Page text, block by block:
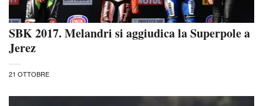
SBK 2017. Melandri si aggiudica la Superpole a
Jerez
21 OTTOBRE